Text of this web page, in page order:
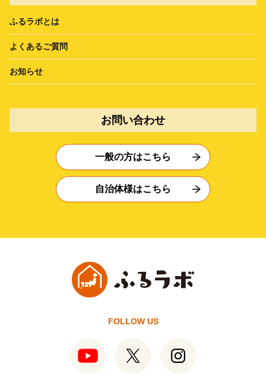
ふるラボとは
よくあるご質問
お知らせ
お問い合わせ
一般の方はこちら
自治体様はこちら
FOLLOW US